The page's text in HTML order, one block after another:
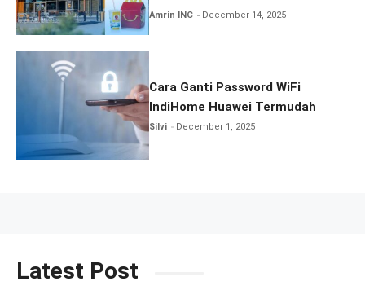
Amrin INC December 14, 2025
Cara Ganti Password WiFi
IndiHome Huawei Termudah
Silvi December 1, 2025
Latest Post